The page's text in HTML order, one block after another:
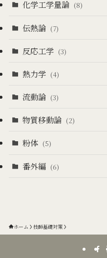
化学工学量論 (8)
伝熱論 (7)
反応工学 (3)
熱力学 (4)
流動論 (3)
物質移動論 (2)
粉体 (5)
番外編 (6)
ホーム 技師基礎対策